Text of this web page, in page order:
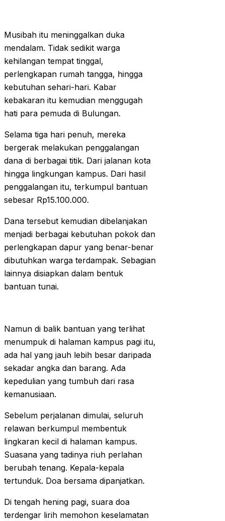
Musibah itu meninggalkan duka
mendalam. Tidak sedikit warga
kehilangan tempat tinggal,
perlengkapan rumah tangga, hingga
kebutuhan sehari-hari. Kabar
kebakaran itu kemudian menggugah
hati para pemuda di Bulungan.
Selama tiga hari penuh, mereka
bergerak melakukan penggalangan
dana di berbagai titik. Dari jalanan kota
hingga lingkungan kampus. Dari hasil
penggalangan itu, terkumpul bantuan
sebesar Rp15.100.000.
Dana tersebut kemudian dibelanjakan
menjadi berbagai kebutuhan pokok dan
perlengkapan dapur yang benar-benar
dibutuhkan warga terdampak. Sebagian
lainnya disiapkan dalam bentuk
bantuan tunai.
Namun di balik bantuan yang terlihat
menumpuk di halaman kampus pagi itu,
ada hal yang jauh lebih besar daripada
sekadar angka dan barang. Ada
kepedulian yang tumbuh dari rasa
kemanusiaan.
Sebelum perjalanan dimulai, seluruh
relawan berkumpul membentuk
lingkaran kecil di halaman kampus.
Suasana yang tadinya riuh perlahan
berubah tenang. Kepala-kepala
tertunduk. Doa bersama dipanjatkan.
Di tengah hening pagi, suara doa
terdengar lirih memohon keselamatan